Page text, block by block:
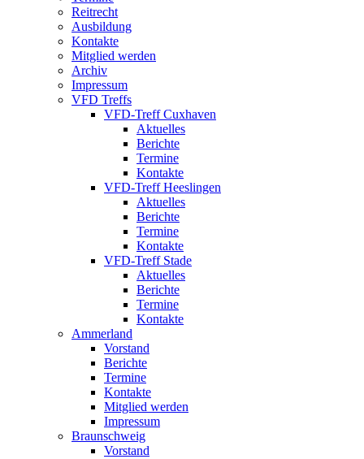
Reitrecht
Ausbildung
Kontakte
Mitglied werden
Archiv
Impressum
VFD Treffs
VFD-Treff Cuxhaven
Aktuelles
Berichte
Termine
Kontakte
VFD-Treff Heeslingen
Aktuelles
Berichte
Termine
Kontakte
VFD-Treff Stade
Aktuelles
Berichte
Termine
Kontakte
Ammerland
Vorstand
Berichte
Termine
Kontakte
Mitglied werden
Impressum
Braunschweig
Vorstand